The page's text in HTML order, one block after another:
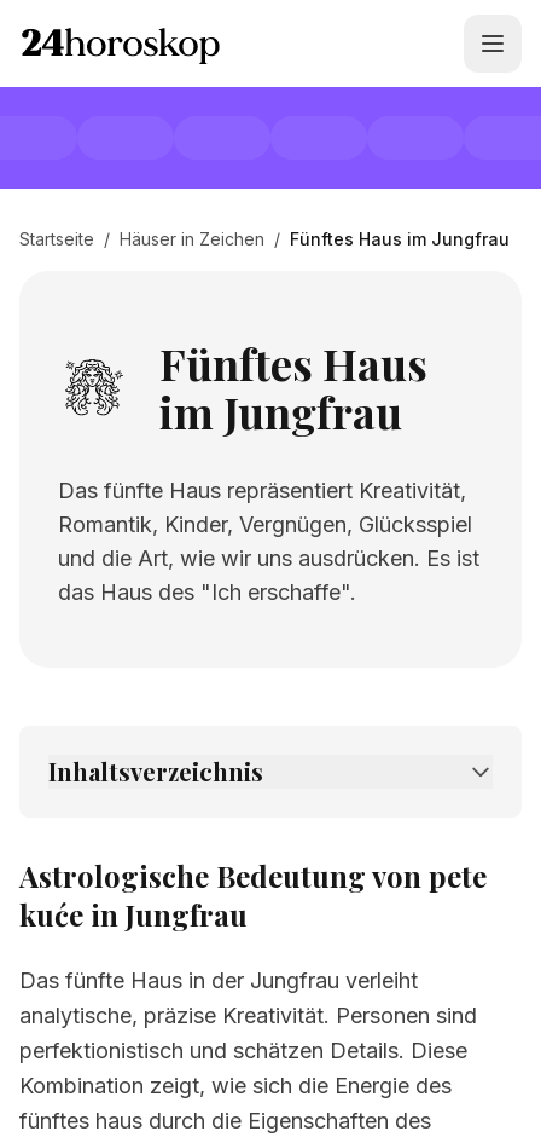
Startseite / Häuser in Zeichen / Fünftes Haus im Jungfrau
Fünftes Haus
im Jungfrau
Das fünfte Haus repräsentiert Kreativität,
Romantik, Kinder, Vergnügen, Glücksspiel
und die Art, wie wir uns ausdrücken. Es ist
das Haus des "Ich erschaffe".
Inhaltsverzeichnis
2. Verwandte Seiten
Astrologische Bedeutung von pete
kuće in Jungfrau
Das fünfte Haus in der Jungfrau verleiht
analytische, präzise Kreativität. Personen sind
perfektionistisch und schätzen Details. Diese
Kombination zeigt, wie sich die Energie des
fünftes haus durch die Eigenschaften des